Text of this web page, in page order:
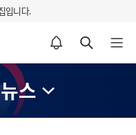
입니다.
알림설정 바로가기 검색 바로가기 메뉴 열기
스